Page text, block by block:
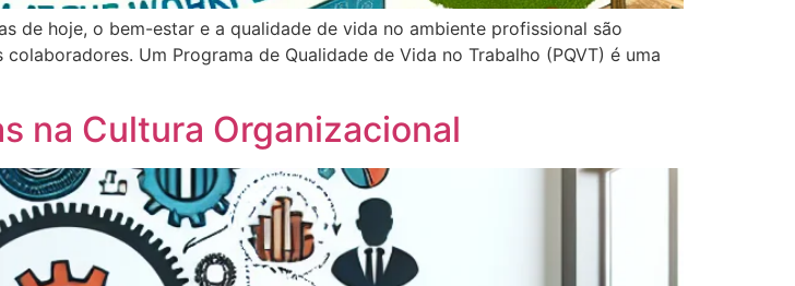
de hoje, o bem-estar e a qualidade de vida no ambiente profissional são
Um Programa de Qualidade de Vida no Trabalho (PQVT) é uma
na Cultura Organizacional